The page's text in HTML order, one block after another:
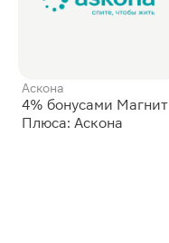
Аскона
4% бонусами Магнит
Плюса: Аскона